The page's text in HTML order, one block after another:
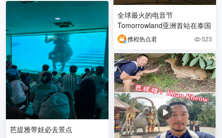
芭提雅带娃必去景点
全球最火的电音节
Tomorrowland亚洲首站在泰国
携程热点君 523